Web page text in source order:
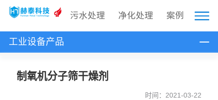
污水处理 净化处理 案例
工业设备产品
制氧机分子筛干燥剂
时间：2021-03-22